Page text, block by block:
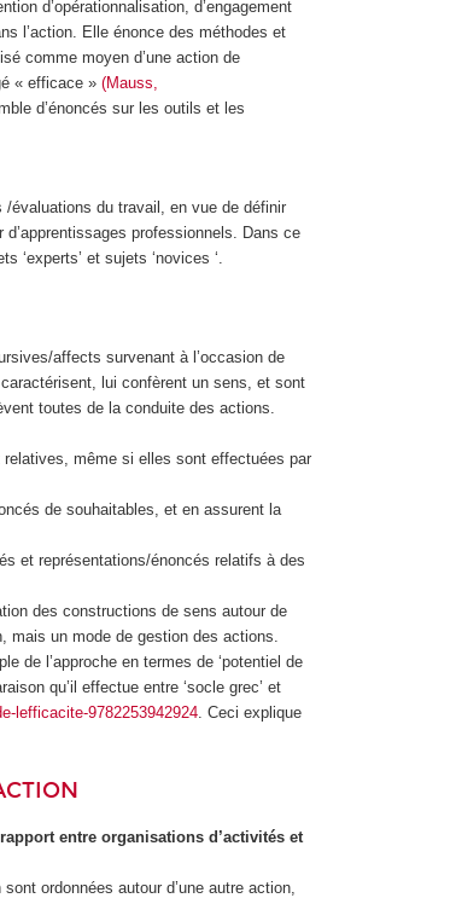
d’opérationnalisation, d’engagement
l’action. Elle énonce des méthodes et
comme moyen d’une action de
« efficace »(Mauss,
d’énoncés sur les outils et les
/évaluations du travail, en vue de définir
professionnels. Dans ce
‘experts’ et sujets ‘novices ‘.
affects survenant à l’occasion de
lui confèrent un sens, et sont
toutes de la conduite des actions.
même si elles sont effectuées par
de souhaitables, et en assurent la
et représentations/énoncés relatifs à des
des constructions de sens autour de
mais un mode de gestion des actions.
de l’approche en termes de ‘potentiel de
qu’il effectue entre ‘socle grec’ et
lefficacite-9782253942924. Ceci explique
entre organisations d’activités et
ordonnées autour d’une autre action,